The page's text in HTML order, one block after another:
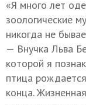
«Я много лет
зоологические
никогда не
— Внучка Льва
которой я
птица
конца.